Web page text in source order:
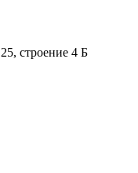
строение 4 Б